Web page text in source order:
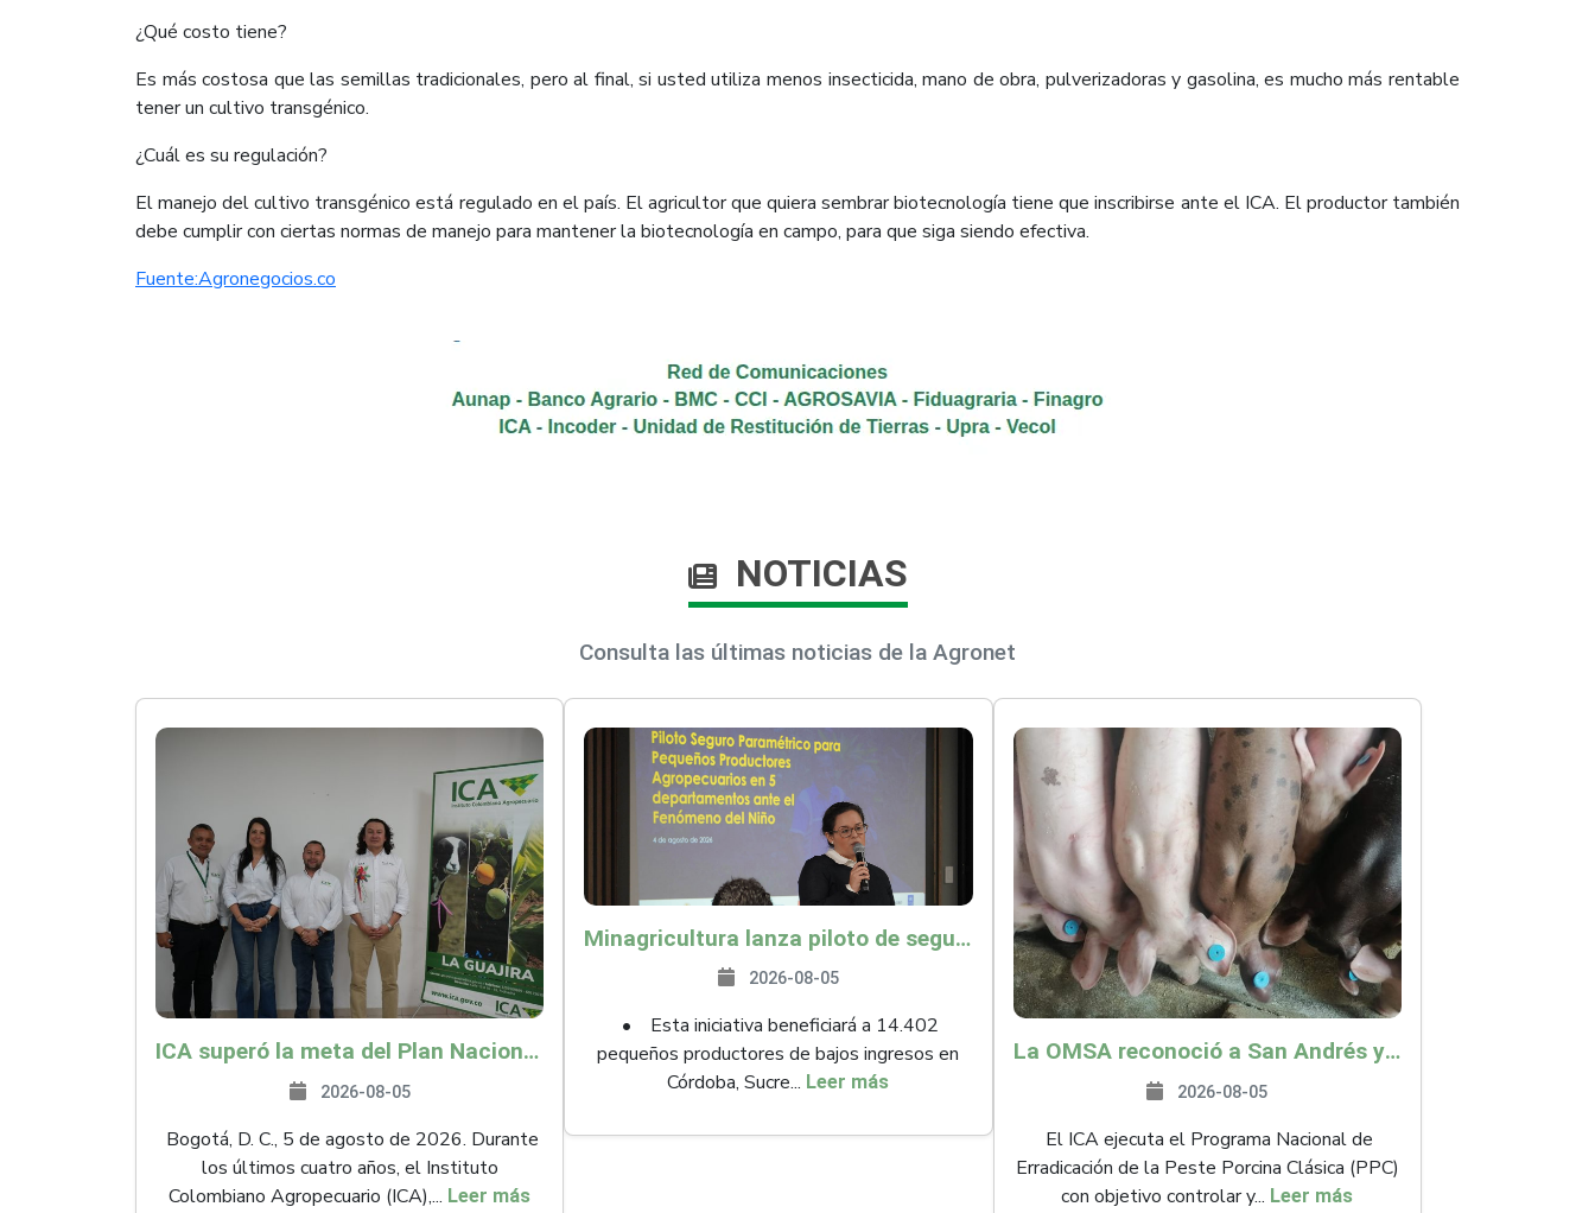
¿Qué costo tiene?
Es más costosa que las semillas tradicionales, pero al final, si usted utiliza menos insecticida, mano de obra, pulverizadoras y gasolina, es mucho más rentable
tener un cultivo transgénico.
¿Cuál es su regulación?
El manejo del cultivo transgénico está regulado en el país. El agricultor que quiera sembrar biotecnología tiene que inscribirse ante el ICA. El productor también
debe cumplir con ciertas normas de manejo para mantener la biotecnología en campo, para que siga siendo efectiva.​
Fuente:Agronegocios.co​
NOTICIAS
Consulta las últimas noticias de la Agronet
ICA superó la meta del Plan Nacional de Desarrollo y abrió 61 mercados internacionales
2026-08-05
Bogotá, D. C., 5 de agosto de 2026. Durante
los últimos cuatro años, el Instituto
Colombiano Agropecuario (ICA),... Leer más
Minagricultura lanza piloto de seguro agropecuario por $9.625 millones para proteger a más de 14.000 pequeños productores contra riesgos del Fenómeno de El Niño
2026-08-05
• Esta iniciativa beneficiará a 14.402
pequeños productores de bajos ingresos en
Córdoba, Sucre... Leer más
La OMSA reconoció a San Andrés y Providencia como zona libre de Peste Porcina Clásica (PPC)
2026-08-05
El ICA ejecuta el Programa Nacional de
Erradicación de la Peste Porcina Clásica (PPC)
con objetivo controlar y... Leer más